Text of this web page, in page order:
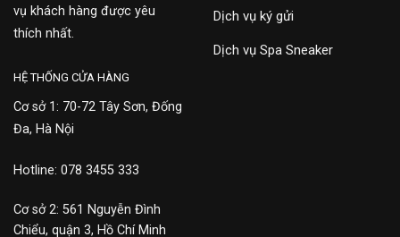
vụ khách hàng được yêu
thích nhất.
Dịch vụ ký gửi
Dịch vụ Spa Sneaker
HỆ THỐNG CỬA HÀNG
Cơ sở 1: 70-72 Tây Sơn, Đống
Đa, Hà Nội
Hotline: 078 3455 333
Cơ sở 2: 561 Nguyễn Đình
Chiểu, quận 3, Hồ Chí Minh